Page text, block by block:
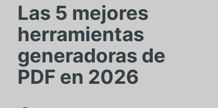
Las 5 mejores
herramientas
generadoras de
PDF en 2026